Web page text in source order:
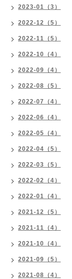
2023-01（3）
2022-12（5）
2022-11（5）
2022-10（4）
2022-09（4）
2022-08（5）
2022-07（4）
2022-06（4）
2022-05（4）
2022-04（5）
2022-03（5）
2022-02（4）
2022-01（4）
2021-12（5）
2021-11（4）
2021-10（4）
2021-09（5）
2021-08（4）